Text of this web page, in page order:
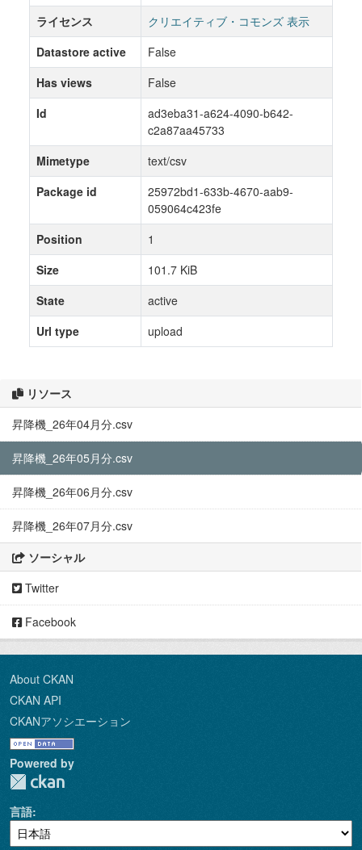
リソース
昇降機_26年04月分.csv
昇降機_26年05月分.csv
昇降機_26年06月分.csv
昇降機_26年07月分.csv
ソーシャル
Twitter
Facebook
ライセンス
クリエイティブ・コモンズ 表示
Datastore active
False
Has views
False
Id
ad3eba31-a624-4090-b642-
c2a87aa45733
Mimetype
text/csv
Package id
25972bd1-633b-4670-aab9-
059064c423fe
Position
1
Size
101.7 KiB
State
active
Url type
upload
About CKAN
CKAN API
CKANアソシエーション
Powered by
言語